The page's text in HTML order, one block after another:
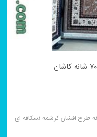
طرح های فرش ماشینی ۷۰۰ شانه طرح افشان کرشمه نسکافه ای